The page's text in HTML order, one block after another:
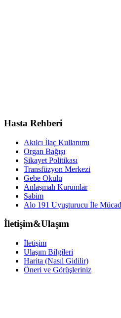
Hasta Rehberi
Akılcı İlaç Kullanımı
Organ Bağışı
Şikayet Politikası
Transfüzyon Merkezi
Gebe Okulu
Anlaşmalı Kurumlar
Sabim
Alo 191 Uyuşturucu İle
İletişim&Ulaşım
İletişim
Ulaşım Bilgileri
Harita (Nasıl Gidilir)
Öneri ve Görüşleriniz